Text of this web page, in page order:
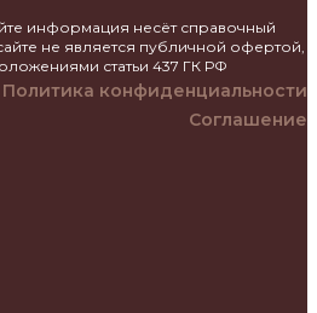
информация несёт справочный
не является публичной офертой,
статьи 437 ГК РФ
Политика конфиденциальности
Соглашение